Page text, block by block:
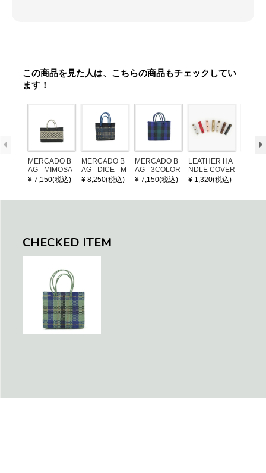
この商品を見た人は、こちらの商品もチェックしてい
ます！
MERCADO B
AG - MIMOSA
- Black / Crea
¥ 7,150(税込)
MERCADO B
AG - DICE - M
OSAIC - Black
¥ 8,250(税込)
MERCADO B
AG - 3COLOR
S CHECK - Bl
¥ 7,150(税込)
LEATHER HA
NDLE COVER
¥ 1,320(税込)
CHECKED ITEM